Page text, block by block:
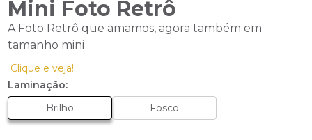
Mini Foto Retrô
A Foto Retrô que amamos, agora também em
tamanho mini
Clique e veja!
Laminação:
Brilho
Fosco